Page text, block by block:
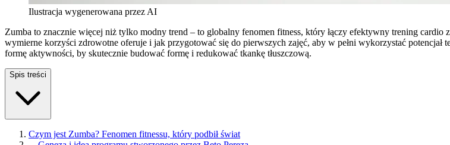
Ilustracja wygenerowana przez AI
Zumba to znacznie więcej niż tylko modny trend – to globalny fenomen fitness, który łączy efektywny trening
wymierne korzyści zdrowotne oferuje i jak przygotować się do pierwszych zajęć, aby w pełni wykorzystać potencjał
formę aktywności, by skutecznie budować formę i redukować tkankę tłuszczową.
Spis treści
Czym jest Zumba? Fenomen fitnessu, który podbił świat